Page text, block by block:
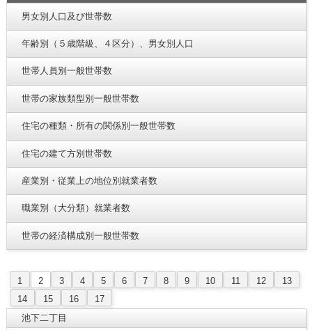
男女別人口及び世帯数
年齢別（５歳階級、４区分）、男女別人口
世帯人員別一般世帯数
世帯の家族類型別一般世帯数
住宅の種類・所有の関係別一般世帯数
住宅の建て方別世帯数
産業別・従業上の地位別就業者数
職業別（大分類）就業者数
世帯の経済構成別一般世帯数
1 2 3 4 5 6 7 8 9 10 11 12
13
14
15 16
17
池下二丁目